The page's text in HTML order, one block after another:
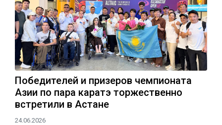
Победителей и призеров чемпионата
Азии по пара каратэ торжественно
встретили в Астане
24.06.2026